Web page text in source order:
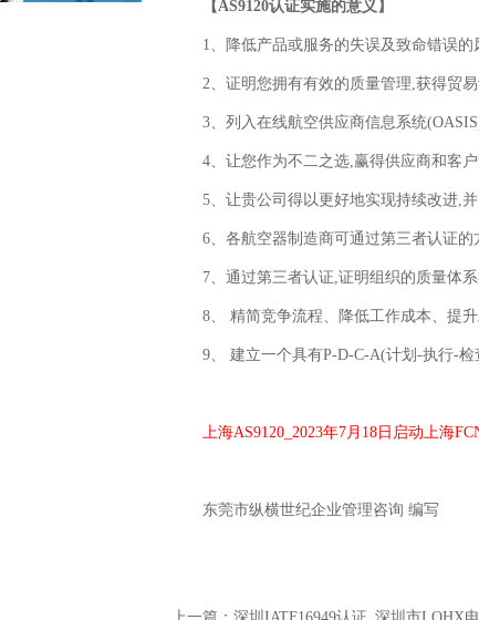
【AS9120认证实施的意义】
1、降低产品或服务的失误及致命错误的
2、证明您拥有有效的质量管理,获得贸易
3、列入在线航空供应商信息系统
4、让您作为不二之选,赢得供应商和客户
5、让贵公司得以更好地实现持续改进,
6、各航空器制造商可通过第三者认证
7、通过第三者认证,证明组织的质量体
8、 精简竞争流程、降低工作成本、提升
9、 建立一个具有P-D-C-A(计划-执行-
上海AS9120_2023年7月18日启动上海
东莞市纵横世纪企业管理咨询 编写